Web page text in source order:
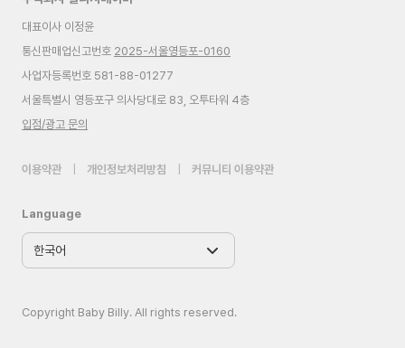
대표이사 이정윤
통신판매업신고번호 2025-서울영등포-0160
사업자등록번호 581-88-01277
서울특별시 영등포구 의사당대로 83, 오투타워 4층
입점/광고 문의
이용약관 개인정보처리방침 커뮤니티 이용약관
Language
Copyright Baby Billy. All rights reserved.